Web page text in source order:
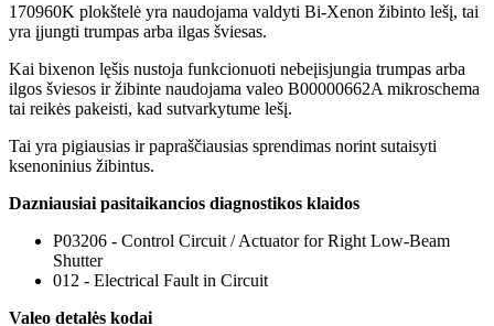
170960K plokštelė yra naudojama valdyti Bi-Xenon žibinto lešį, tai
yra įjungti trumpas arba ilgas šviesas.
Kai bixenon lęšis nustoja funkcionuoti nebeįisjungia trumpas arba
ilgos šviesos ir žibinte naudojama valeo B00000662A mikroschema
tai reikės pakeisti, kad sutvarkytume lešį.
Tai yra pigiausias ir papraščiausias sprendimas norint sutaisyti
ksenoninius žibintus.
Dazniausiai pasitaikancios diagnostikos klaidos
P03206 - Control Circuit / Actuator for Right Low-Beam
Shutter
012 - Electrical Fault in Circuit
Valeo detalės kodai